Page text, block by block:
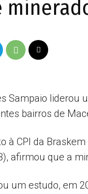
Sampaio liderou
bairros de
à CPI da
afirmou que a
um estudo, em